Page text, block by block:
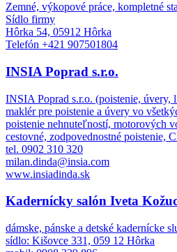
Zemné, výkopové práce, kompletné
Sídlo firmy
Hôrka 54, 05912 Hôrka
Telefón +421 907501804
INSIA Poprad s.r.o.
INSIA Poprad s.r.o. (poistenie, úvery,
maklér pre poistenie a úvery vo
poistenie nehnuteľností, motorových
cestovné, zodpovednostné poistenie,
tel. 0902 310 320
milan.dinda@insia.com
www.insiadinda.sk
Kadernícky salón Iveta
dámske, pánske a detské kadernícke
sídlo: Kišovce 331, 059 12 Hôrka